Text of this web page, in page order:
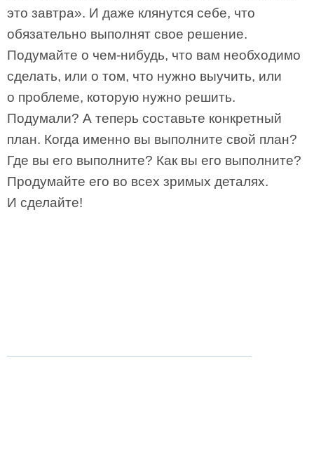
это завтра». И даже клянутся себе, что
обязательно выполнят свое решение.
Подумайте о чем-нибудь, что вам необходимо
сделать, или о том, что нужно выучить, или
о проблеме, которую нужно решить.
Подумали? А теперь составьте конкретный
план. Когда именно вы выполните свой план?
Где вы его выполните? Как вы его выполните?
Продумайте его во всех зримых деталях.
И сделайте!